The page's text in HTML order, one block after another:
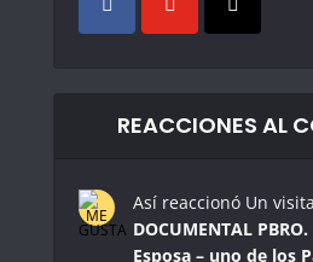
REACCIONES AL
Así reaccionó Un
DOCUMENTAL
Esposa – uno de los